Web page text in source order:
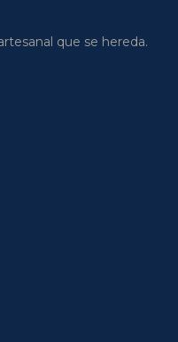
que se hereda.